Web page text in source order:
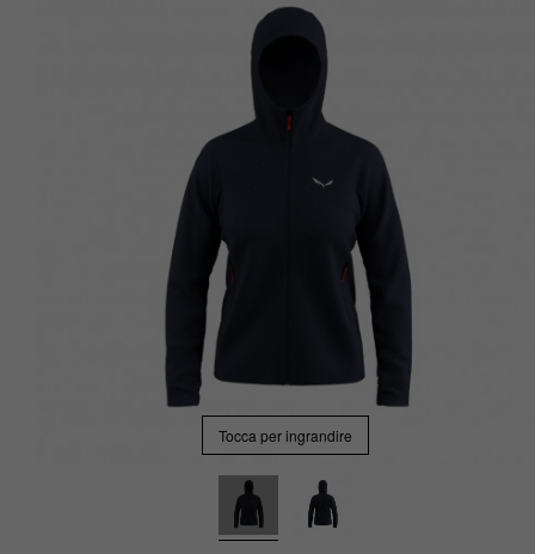
Tocca per ingrandire